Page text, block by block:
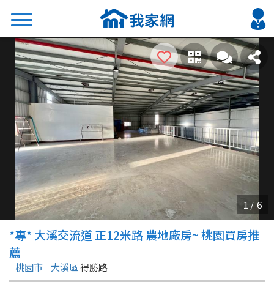
搜尋
熱門關鍵字
2026 台北降價好屋限量釋出
2026 新北降價好屋限量釋出
2026 台中降價好屋限量釋出
2026 台南降價好屋限量釋出
2026 高雄降價好屋限量釋出
縣市
台北市
區域
*專* 大溪交流道 正12米路 農地廠房~ 桃園買房推
薦
桃園市 大溪區得勝路